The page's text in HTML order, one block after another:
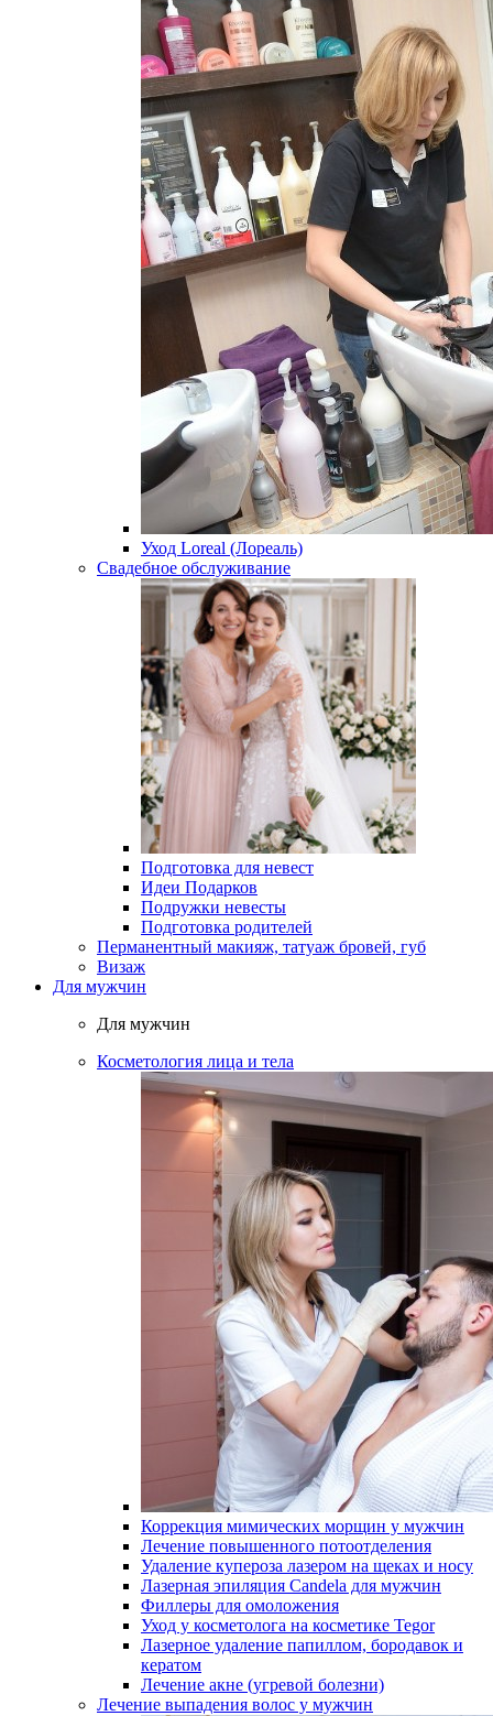
Уход Loreal (Лореаль)
Свадебное обслуживание
Подготовка для невест
Идеи Подарков
Подружки невесты
Подготовка родителей
Перманентный макияж, татуаж бровей, губ
Визаж
Для мужчин
Для мужчин
Косметология лица и тела
Коррекция мимических морщин у мужчин
Лечение повышенного потоотделения
Удаление купероза лазером на щеках и носу
Лазерная эпиляция Candela для мужчин
Филлеры для омоложения
Уход у косметолога на косметике Tegor
Лазерное удаление папиллом, бородавок и
кератом
Лечение акне (угревой болезни)
Лечение выпадения волос у мужчин